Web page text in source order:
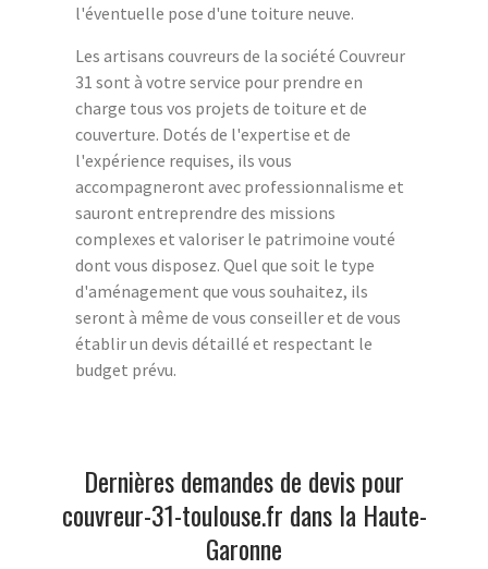
l'éventuelle pose d'une toiture neuve.
Les artisans couvreurs de la société Couvreur
31 sont à votre service pour prendre en
charge tous vos projets de toiture et de
couverture. Dotés de l'expertise et de
l'expérience requises, ils vous
accompagneront avec professionnalisme et
sauront entreprendre des missions
complexes et valoriser le patrimoine vouté
dont vous disposez. Quel que soit le type
d'aménagement que vous souhaitez, ils
seront à même de vous conseiller et de vous
établir un devis détaillé et respectant le
budget prévu.
Dernières demandes de devis pour
couvreur-31-toulouse.fr dans la Haute-
Garonne